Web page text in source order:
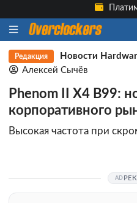
Редакция Новости
Алексей Сычёв
Phenom II X4 B99:
корпоративного
Высокая частота при